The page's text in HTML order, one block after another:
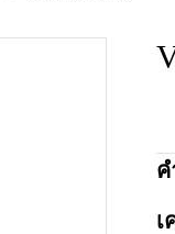
ค
เ